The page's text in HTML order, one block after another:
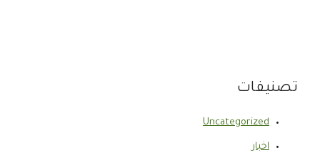
تصنيفات
Uncategorized
اخبار